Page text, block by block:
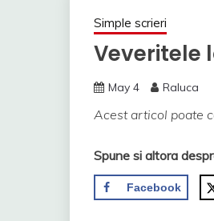
Simple scrieri
Veveritele
May 4 Raluca
Acest articol poate
Spune si altora
Facebook